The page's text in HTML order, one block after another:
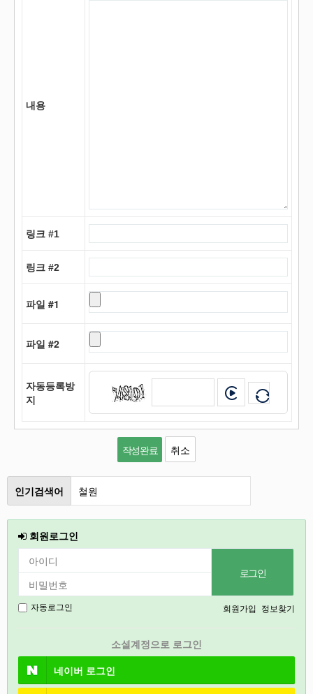
내용
링크 #1
링크 #2
파일 #1
파일 #2
자동등록방
지
취소
인기검색어
철원
인천
2026
2027
충북
회원로그인
자동로그인 회원가입 정보찾기
소셜계정으로 로그인
네이버 로그인